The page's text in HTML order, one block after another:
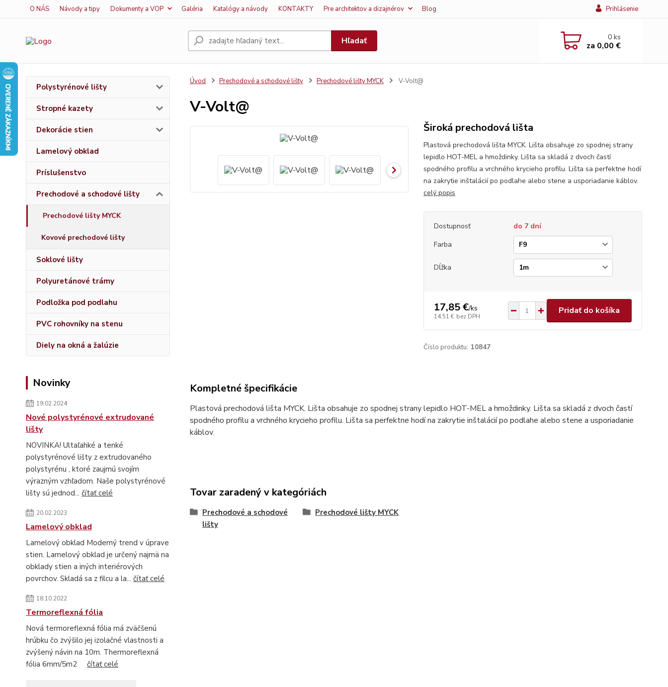
O NÁS Návody a tipy Dokumenty a VOP Galéria Katalógy a návody KONTAKTY Pre architektov a dizajnérov Blog Prihlásenie
Hľadať 0ks
za 0,00 €
Polystyrénové lišty
Stropné kazety
Dekorácie stien
Lamelový obklad
Príslušenstvo
Prechodové a schodové lišty
Prechodové lišty MYCK
Kovové prechodové lišty
Soklové lišty
Polyuretánové trámy
Podložka pod podlahu
PVC rohovníky na stenu
Diely na okná a žalúzie
Novinky
19.02.2024
Nové polystyrénové extrudované
lišty
NOVINKA! Ultaľahké a tenké
polystyrénové lišty z extrudovaného
polystyrénu , ktoré zaujmú svojím
výrazným vzhľadom. Naše polystyrénové
lišty sú jednod... čítať celé
20.02.2023
Lamelový obklad
Lamelový obklad Moderný trend v úprave
stien. Lamelový obklad je určený najmä na
obklady stien a iných interiérových
povrchov. Skladá sa z filcu a la... čítať celé
18.10.2022
Termoreflexná fólia
Nová termoreflexná fólia má zväčšenú
hrúbku čo zvýšilo jej izolačné vlastnosti a
zvýšený návin na 10m. Thermoreflexná
fólia 6mm/5m2 čítať celé
Úvod Prechodové a schodové lišty Prechodové lišty MYCK V-Volt@
V-Volt@
Široká prechodová lišta
Plastová prechodová lišta MYCK. Lišta obsahuje zo spodnej strany
lepidlo HOT-MEL a hmoždinky. Lišta sa skladá z dvoch častí
spodného profilu a vrchného krycieho profilu. Lišta sa perfektne hodí
na zakrytie inštalácií po podlahe alebo stene a usporiadanie káblov.
celý popis
Dostupnosť
do 7 dní
Farba
Dĺžka
17,85 €/ks
14,51 € bez DPH
Pridať do košíka
Číslo produktu: 10847
Kompletné špecifikácie
Plastová prechodová lišta MYCK. Lišta obsahuje zo spodnej strany lepidlo HOT-MEL a hmoždinky. Lišta sa skladá z dvoch častí
spodného profilu a vrchného krycieho profilu. Lišta sa perfektne hodí na zakrytie inštalácií po podlahe alebo stene a usporiadanie
káblov.
Tovar zaradený v kategóriách
Prechodové a schodové
lišty
Prechodové lišty MYCK